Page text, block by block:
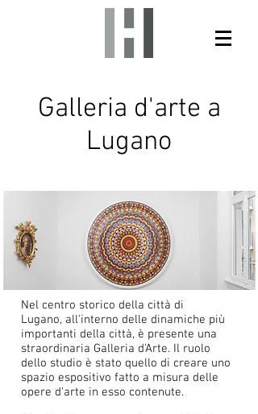
Galleria d'arte a
Lugano
Nel centro storico della città di
Lugano, all'interno delle dinamiche più
importanti della città, è presente una
straordinaria Galleria d'Arte. Il ruolo
dello studio è stato quello di creare uno
spazio espositivo fatto a misura delle
opere d'arte in esso contenute.